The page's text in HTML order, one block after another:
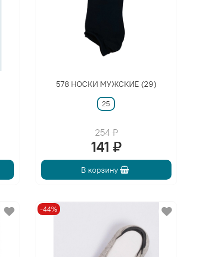
578 НОСКИ МУЖСКИЕ (29)
25
254 ₽
141 ₽
В корзину
-44%